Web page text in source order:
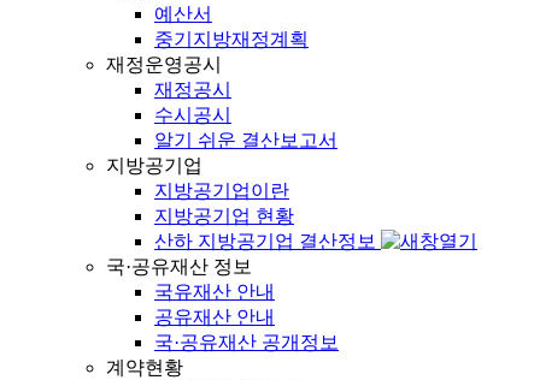
예산서
중기지방재정계획
재정운영공시
재정공시
수시공시
알기 쉬운 결산보고서
지방공기업
지방공기업이란
지방공기업 현황
산하 지방공기업 결산정보
국·공유재산 정보
국유재산 안내
공유재산 안내
국·공유재산 공개정보
계약현황